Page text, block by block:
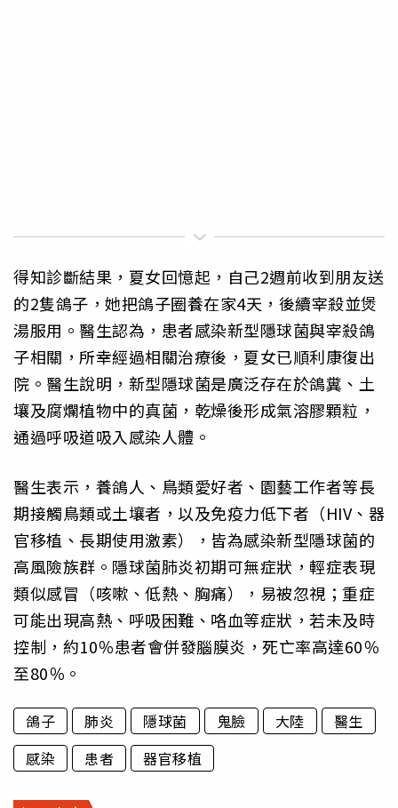
得知診斷結果，夏女回憶起，自己2週前收到朋友送
的2隻鴿子，她把鴿子圈養在家4天，後續宰殺並煲
湯服用。醫生認為，患者感染新型隱球菌與宰殺鴿
子相關，所幸經過相關治療後，夏女已順利康復出
院。醫生說明，新型隱球菌是廣泛存在於鴿糞、土
壤及腐爛植物中的真菌，乾燥後形成氣溶膠顆粒，
通過呼吸道吸入感染人體。
醫生表示，養鴿人、鳥類愛好者、園藝工作者等長
期接觸鳥類或土壤者，以及免疫力低下者（HIV、器
官移植、長期使用激素），皆為感染新型隱球菌的
高風險族群。隱球菌肺炎初期可無症狀，輕症表現
類似感冒（咳嗽、低熱、胸痛），易被忽視；重症
可能出現高熱、呼吸困難、咯血等症狀，若未及時
控制，約10％患者會併發腦膜炎，死亡率高達60％
至80％。
鴿子 肺炎 隱球菌 鬼臉 大陸
醫生
感染
患者 器官移植